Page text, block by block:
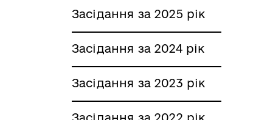
Засідання за 2025 рік
Засідання за 2024 рік
Засідання за 2023 рік